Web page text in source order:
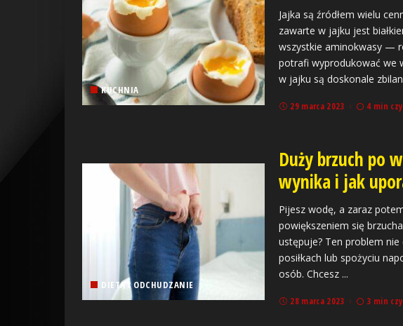
KUCHNIA
Jajka są źródłem wielu
zawarte w jajku jest
wszystkie aminokwasy —
potrafi wyprodukować we
w jajku są doskonale
29 marca 2023 4 min
DIETA I ODCHUDZANIE
Duży brzuch po
wynika i jak
Pijesz wodę, a zaraz
powiększeniem się
ustępuje? Ten problem
posiłkach lub spożyciu
osób. Chcesz ...
28 marca 2023 3 min